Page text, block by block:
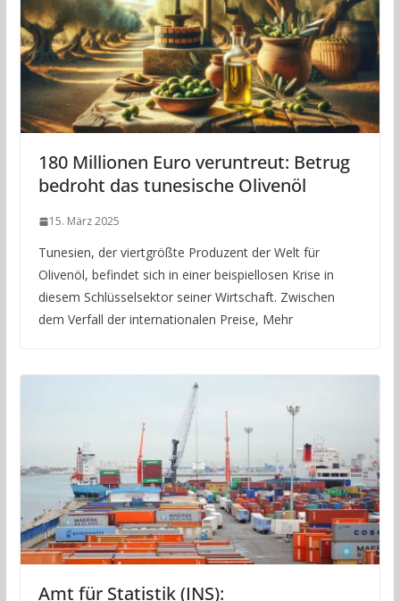
180 Millionen Euro veruntreut: Betrug
bedroht das tunesische Olivenöl
15. März 2025
Tunesien, der viertgrößte Produzent der Welt für
Olivenöl, befindet sich in einer beispiellosen Krise in
diesem Schlüsselsektor seiner Wirtschaft. Zwischen
dem Verfall der internationalen Preise, Mehr
Amt für Statistik (INS):